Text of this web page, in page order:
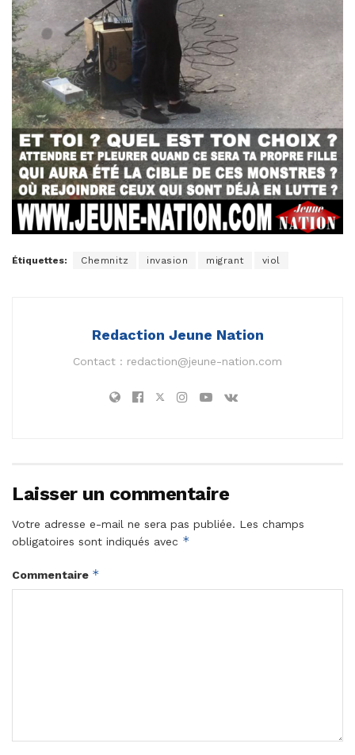
Étiquettes: Chemnitz invasion migrant viol
Redaction Jeune Nation
Contact : redaction@jeune-nation.com
Laisser un commentaire
Votre adresse e-mail ne sera pas publiée. Les champs
obligatoires sont indiqués avec *
Commentaire *